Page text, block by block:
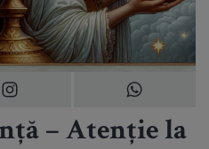
– Atenție la